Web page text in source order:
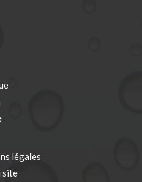
légales
site